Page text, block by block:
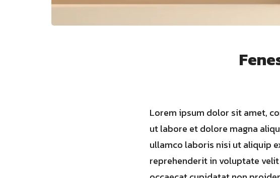
Lorem ipsum dolor sit amet,
ut labore et dolore magna
ullamco laboris nisi ut aliquip
reprehenderit in voluptate